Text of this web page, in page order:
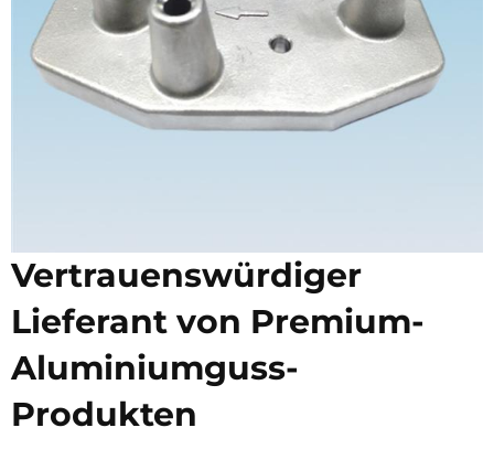
Vertrauenswürdiger
Lieferant von Premium-
Aluminiumguss-
Produkten